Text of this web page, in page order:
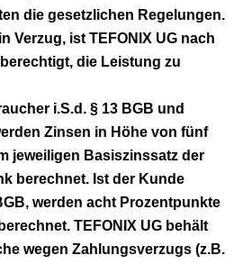
die gesetzlichen Regelungen.
Verzug, ist TEFONIX UG nach
die Leistung zu
i.S.d. § 13 BGB und
Zinsen in Höhe von fünf
jeweiligen Basiszinssatz der
berechnet. Ist der Kunde
werden acht Prozentpunkte
TEFONIX UG behält
wegen Zahlungsverzugs (z.B.